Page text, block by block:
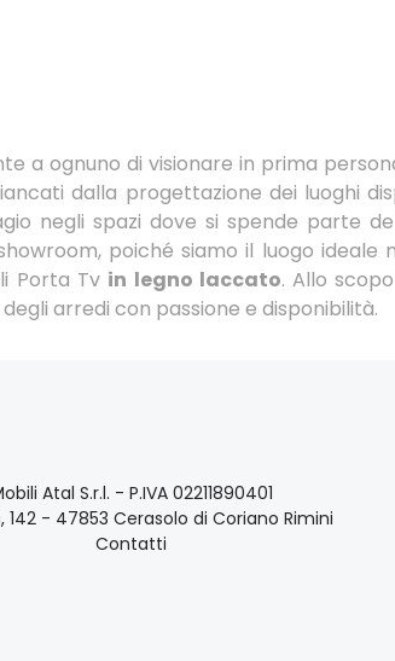
a ognuno di visionare in prima
dalla progettazione dei luoghi
negli spazi dove si spende parte
poiché siamo il luogo
Porta Tv in legno laccato. Allo
arredi con passione e disponibilità.
Atal S.r.l. - P.IVA 02211890401
142 - 47853 Cerasolo di Coriano Rimini
Contatti